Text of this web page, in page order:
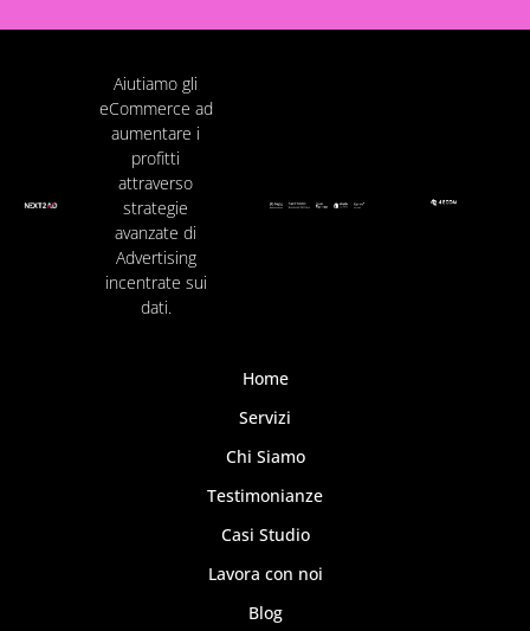
Aiutiamo gli
eCommerce ad
aumentare i
profitti
attraverso
strategie
avanzate di
Advertising
incentrate sui
dati.
Home
Servizi
Chi Siamo
Testimonianze
Casi Studio
Lavora con noi
Blog